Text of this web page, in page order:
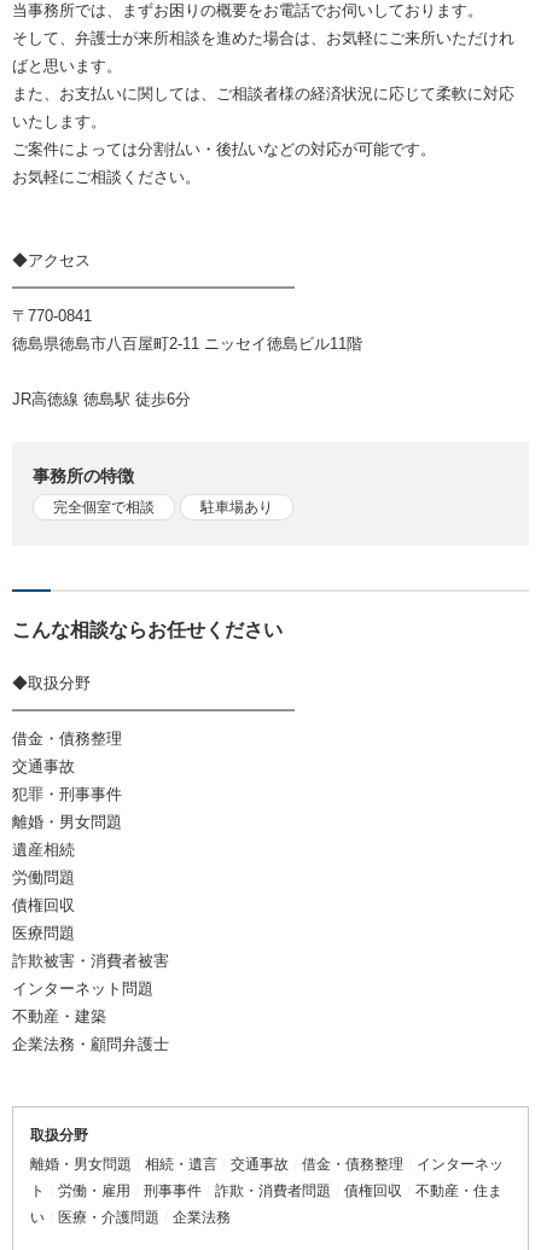
当事務所では、まずお困りの概要をお電話でお伺いしております。
そして、弁護士が来所相談を進めた場合は、お気軽にご来所いただけれ
ばと思います。
また、お支払いに関しては、ご相談者様の経済状況に応じて柔軟に対応
いたします。
ご案件によっては分割払い・後払いなどの対応が可能です。
お気軽にご相談ください。
◆アクセス
━━━━━━━━━━━━━━━━━━
〒770-0841
徳島県徳島市八百屋町2-11 ニッセイ徳島ビル11階
JR高徳線 徳島駅 徒歩6分
事務所の特徴
完全個室で相談 駐車場あり
こんな相談ならお任せください
◆取扱分野
━━━━━━━━━━━━━━━━━━
借金・債務整理
交通事故
犯罪・刑事事件
離婚・男女問題
遺産相続
労働問題
債権回収
医療問題
詐欺被害・消費者被害
インターネット問題
不動産・建築
企業法務・顧問弁護士
取扱分野
離婚・男女問題
相続・遺言 交通事故 借金・債務整理
インターネッ
ト
労働・雇用 刑事事件 詐欺・消費者問題 債権回収
不動産・住ま
い
医療・介護問題 企業法務